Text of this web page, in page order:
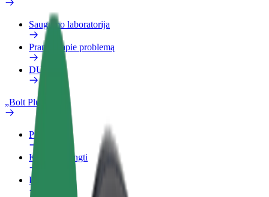
Saugumo laboratorija
Pranešti apie problemą
DUK
„Bolt Plus“
Privalumai
Kaip prisijungti
DUK